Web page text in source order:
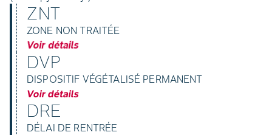
ZNT
ZONE NON TRAITÉE
Voir détails
DVP
DISPOSITIF VÉGÉTALISÉ PERMANENT
Voir détails
DRE
DÉLAI DE RENTRÉE